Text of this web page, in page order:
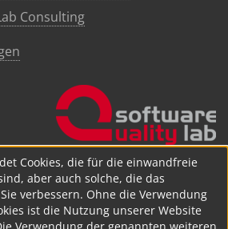
Consulting
Cookies, die für die einwandfreie
aber auch solche, die das
verbessern. Ohne die Verwendung
ist die Nutzung unserer Website